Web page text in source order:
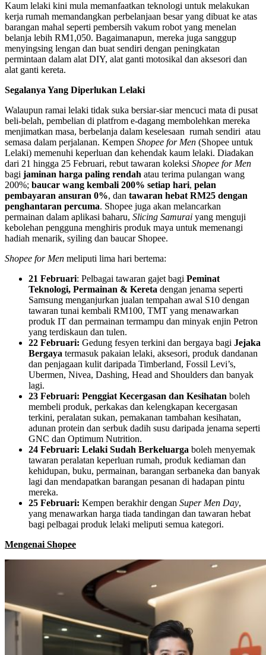
Kaum lelaki kini mula memanfaatkan teknologi untuk melakukan
kerja rumah memandangkan perbelanjaan besar yang dibuat ke atas
barangan mahal seperti pembersih vakum robot yang menelan
belanja lebih RM1,050. Bagaimanapun, mereka juga sanggup
menyingsing lengan dan buat sendiri dengan peningkatan
permintaan dalam alat DIY, alat ganti motosikal dan aksesori dan
alat ganti kereta.
Segalanya Yang Diperlukan Lelaki
Walaupun ramai lelaki tidak suka bersiar-siar mencuci mata di pusat
beli-belah, pembelian di platfrom e-dagang membolehkan mereka
menjimatkan masa, berbelanja dalam keselesaan rumah sendiri atau
semasa dalam perjalanan. Kempen Shopee for Men (Shopee untuk
Lelaki) memenuhi keperluan dan kehendak kaum lelaki. Diadakan
dari 21 hingga 25 Februari, rebut tawaran koleksi Shopee for Men
bagi jaminan harga paling rendah atau terima pulangan wang
200%; baucar wang kembali 200% setiap hari, pelan
pembayaran ansuran 0%, dan tawaran hebat RM25 dengan
penghantaran percuma. Shopee juga akan melancarkan
permainan dalam aplikasi baharu, Slicing Samurai yang menguji
kebolehan pengguna menghiris produk maya untuk memenangi
hadiah menarik, syiling dan baucar Shopee.
Shopee for Men meliputi lima hari bertema:
21 Februari: Pelbagai tawaran gajet bagi Peminat
Teknologi, Permainan & Kereta dengan jenama seperti
Samsung menganjurkan jualan tempahan awal S10 dengan
tawaran tunai kembali RM100, TMT yang menawarkan
produk IT dan permainan termampu dan minyak enjin Petron
yang terdiskaun dan tulen.
22 Februari: Gedung fesyen terkini dan bergaya bagi Jejaka
Bergaya termasuk pakaian lelaki, aksesori, produk dandanan
dan penjagaan kulit daripada Timberland, Fossil Levi’s,
Ubermen, Nivea, Dashing, Head and Shoulders dan banyak
lagi.
23 Februari: Penggiat Kecergasan dan Kesihatan boleh
membeli produk, perkakas dan kelengkapan kecergasan
terkini, peralatan sukan, pemakanan tambahan kesihatan,
adunan protein dan serbuk dadih susu daripada jenama seperti
GNC dan Optimum Nutrition.
24 Februari: Lelaki Sudah Berkeluarga boleh menyemak
tawaran peralatan keperluan rumah, produk kediaman dan
kehidupan, buku, permainan, barangan serbaneka dan banyak
lagi dan mendapatkan barangan pesanan di hadapan pintu
mereka.
25 Februari: Kempen berakhir dengan Super Men Day,
yang menawarkan harga tiada tandingan dan tawaran hebat
bagi pelbagai produk lelaki meliputi semua kategori.
Mengenai Shopee